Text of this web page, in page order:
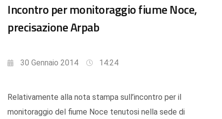
Incontro per monitoraggio fiume Noce,
precisazione Arpab
30 Gennaio 2014 14:24
Relativamente alla nota stampa sull’incontro per il
monitoraggio del fiume Noce tenutosi nella sede di